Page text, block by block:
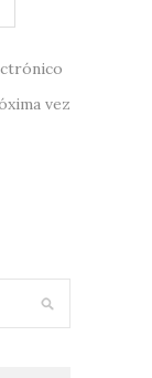
vez